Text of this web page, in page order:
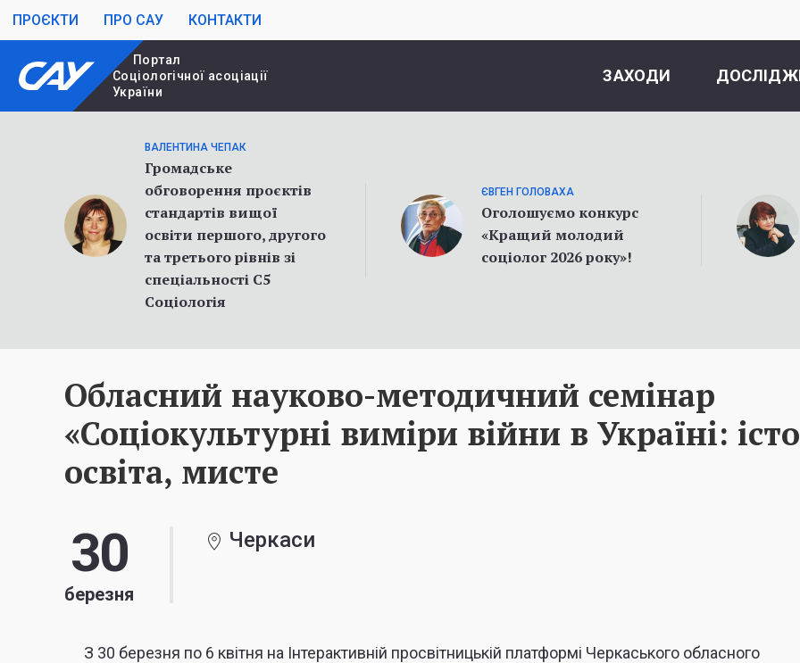
ПРОЄКТИ ПРО САУ КОНТАКТИ
Портал
Cоціологічної асоціації
України
ЗАХОДИ
ВАЛЕНТИНА ЧЕПАК
Громадське
обговорення проєктів
стандартів вищої
освіти першого, другого
та третього рівнів зі
спеціальності С5
Соціологія
ЄВГЕН ГОЛОВАХА
Оголошуємо конкурс
«Кращий молодий
соціолог 2026 року»!
Обласний науково-методичний семінар
«Соціокультурні виміри війни в Україні:
освіта, мисте
30
березня
Черкаси
З 30 березня по 6 квітня на Інтерактивній просвітницькій платформі Черкаського обласного